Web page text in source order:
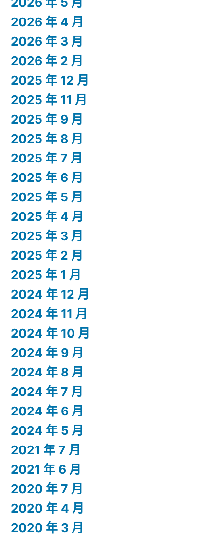
2026 年 4 月
2026 年 3 月
2026 年 2 月
2025 年 12 月
2025 年 11 月
2025 年 9 月
2025 年 8 月
2025 年 7 月
2025 年 6 月
2025 年 5 月
2025 年 4 月
2025 年 3 月
2025 年 2 月
2025 年 1 月
2024 年 12 月
2024 年 11 月
2024 年 10 月
2024 年 9 月
2024 年 8 月
2024 年 7 月
2024 年 6 月
2024 年 5 月
2021 年 7 月
2021 年 6 月
2020 年 7 月
2020 年 4 月
2020 年 3 月